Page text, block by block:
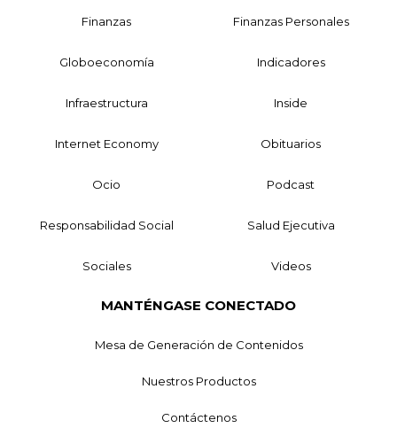
Finanzas Finanzas Personales
Globoeconomía Indicadores
Infraestructura Inside
Internet Economy Obituarios
Ocio Podcast
Responsabilidad Social Salud Ejecutiva
Sociales Videos
MANTÉNGASE CONECTADO
Mesa de Generación de Contenidos
Nuestros Productos
Contáctenos